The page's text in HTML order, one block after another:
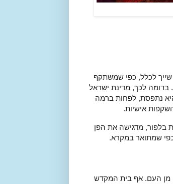
שייך לכלל, כפי שמשתקף
לכך, מדינת ישראל
נתפסת, לפחות ברמה
אישיות.
בלפור, מדגישה את הפן
שמתואר במקרא.
מן העם. אף בית המקדש